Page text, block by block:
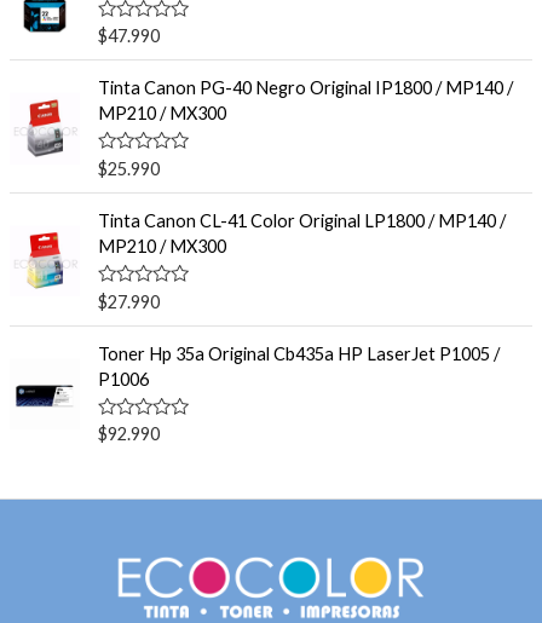
a
d
o
e
n
0
d
e
5
V
a
o
a
d
o
e
d
e
5
$47.990
Tinta Canon PG-40 Negro Original IP1800 / MP140 /
MP210 / MX300
V
a
o
a
d
o
e
d
e
5
$25.990
Tinta Canon CL-41 Color Original LP1800 / MP140 /
MP210 / MX300
V
a
o
a
d
o
e
e
$27.990
Toner Hp 35a Original Cb435a HP LaserJet P1005 /
P1006
V
r
$92.990